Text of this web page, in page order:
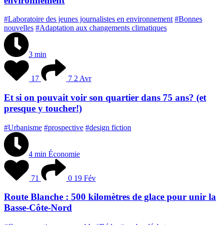
#Laboratoire des jeunes journalistes en environnement #Bonnes
nouvelles #Adaptation aux changements climatiques
3 min
17 7 2 Avr
Et si on pouvait voir son quartier dans 75 ans? (et
presque y toucher!)
#Urbanisme #prospective #design fiction
4 min Économie
71 0 19 Fév
Route Blanche : 500 kilomètres de glace pour unir la
Basse-Côte-Nord